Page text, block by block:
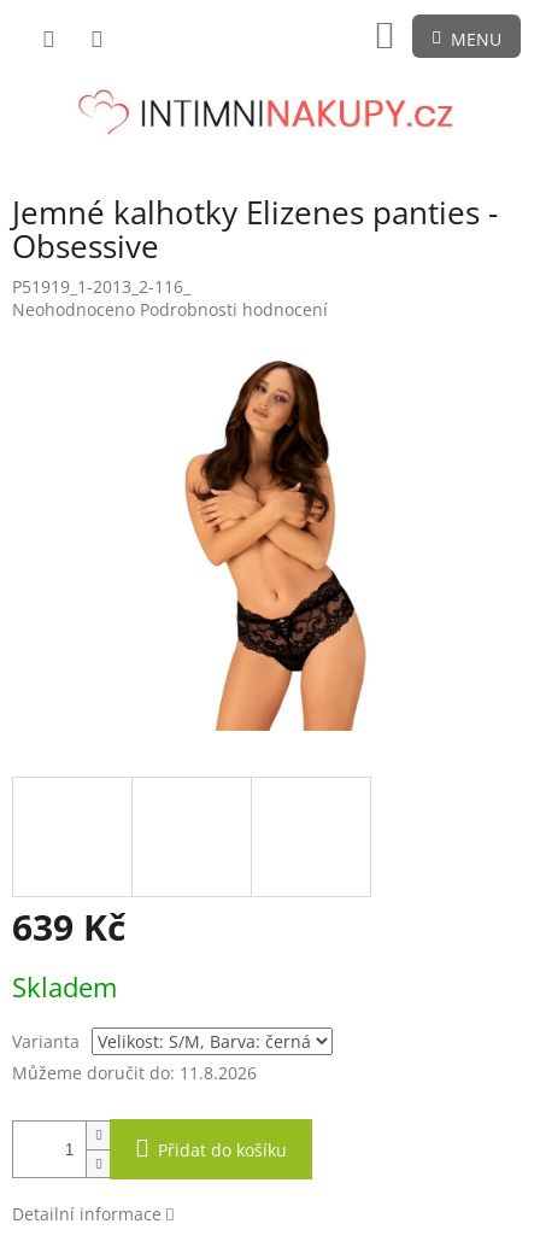
NÁKUPNÍ
KOŠÍK
Jemné kalhotky Elizenes panties -
Obsessive
P51919_1-2013_2-116_
Průměrné
Neohodnoceno Podrobnosti hodnocení
639 Kč
cena:
Skladem
Varianta
Můžeme doručit do: 11.8.2026
Přidat do košíku
Detailní informace